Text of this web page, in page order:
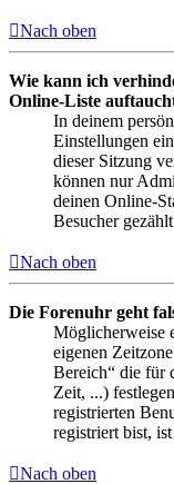
Nach oben
Wie kann ich
Online-Liste
In deinem
Einstellungen
dieser Sitzung
können nur
deinen Online-
Besucher
Nach oben
Die Forenuhr geht
Möglicherweise
eigenen
Bereich“ die für
Zeit, ...)
registrierten
registriert bist,
Nach oben